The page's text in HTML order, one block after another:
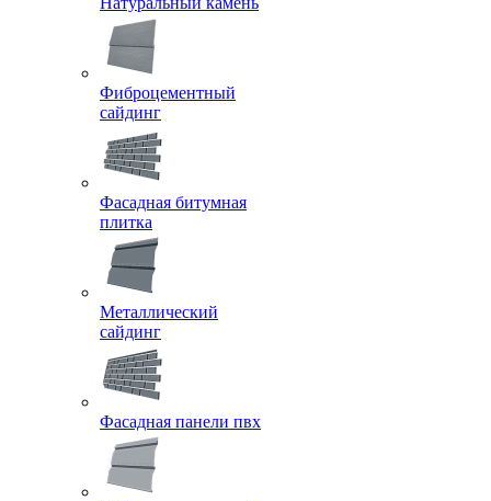
Фиброцементный
сайдинг
Фасадная битумная
плитка
Металлический
сайдинг
Фасадная панели пвх